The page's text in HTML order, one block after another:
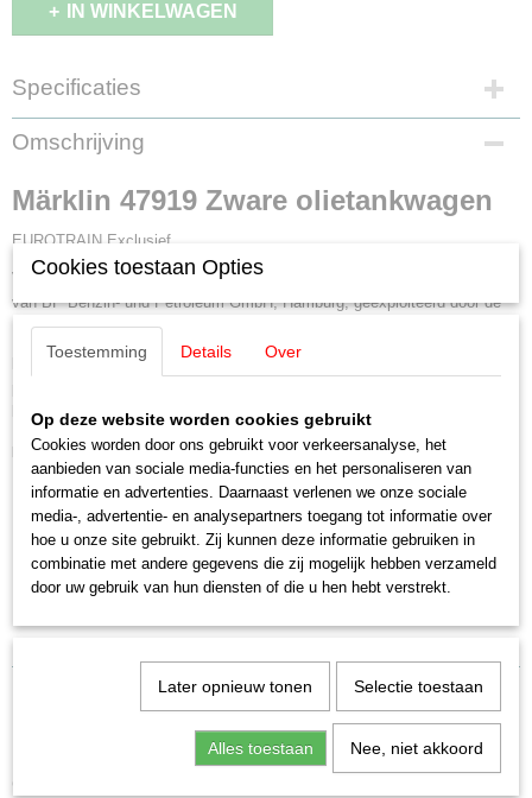
IN WINKELWAGEN
Specificaties
EAN code
4001883479194
47919
Schaal
H0 (1:87)
Nieuw
Omschrijving
Märklin 47919 Zware olietankwagen
EUROTRAIN Exclusief
Vierassige ketelwagen voor zware olie met remmersbordes. Privéwagen
van BP Benzin- und Petroleum GmbH, Hamburg, geëxploiteerd door de
Deutsche Bundesbahn (DB). Bedrijfstoestand circa 1957.
Replica van de voorste toegangsladder en gedetailleerde
kortkoppelingsmechanisme. Lengte over buffers 13,1 cm.
Highlights
Met remmersbordes.
Eénmalige serie
Cookies toestaan Opties
Toestemming Details Over
Op deze website worden cookies gebruikt
Cookies worden door ons gebruikt voor verkeersanalyse, het
aanbieden van sociale media-functies en het personaliseren van
informatie en advertenties. Daarnaast verlenen we onze sociale
media-, advertentie- en analysepartners toegang tot informatie over
hoe u onze site gebruikt. Zij kunnen deze informatie gebruiken in
combinatie met andere gegevens die zij mogelijk hebben verzameld
door uw gebruik van hun diensten of die u hen hebt verstrekt.
Later opnieuw tonen Selectie toestaan
Alles toestaan Nee, niet akkoord